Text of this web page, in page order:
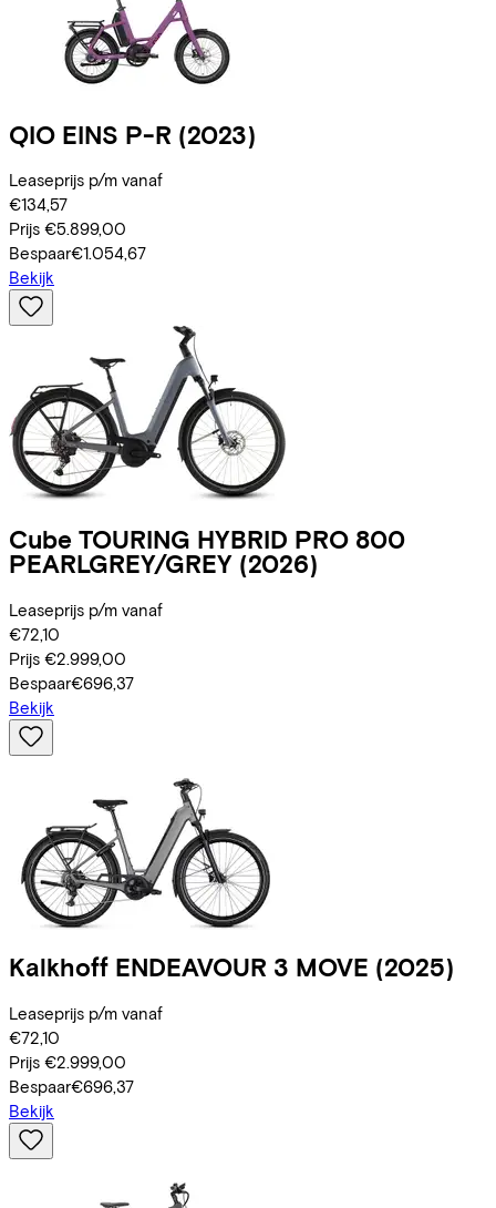
QIO EINS P-R (2023)
Leaseprijs p/m vanaf
€134,57
Prijs €5.899,00
Bespaar€1.054,67
Bekijk
Cube TOURING HYBRID PRO 800
PEARLGREY/GREY (2026)
Leaseprijs p/m vanaf
€72,10
Prijs €2.999,00
Bespaar€696,37
Bekijk
Kalkhoff ENDEAVOUR 3 MOVE (2025)
Leaseprijs p/m vanaf
€72,10
Prijs €2.999,00
Bespaar€696,37
Bekijk